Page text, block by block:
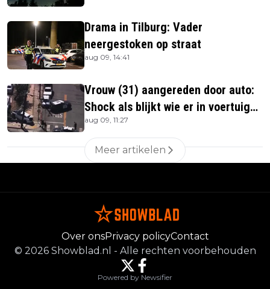
Drama in Tilburg: Vader
neergestoken op straat
aug 09, 14:41
Vrouw (31) aangereden door auto:
Shock als blijkt wie er in voertuig
zitten
aug 09, 11:27
Meer artikelen
Over onsPrivacy policyContact
© 2026 Showblad.nl - Alle rechten voorbehouden
Powered by Newsifier